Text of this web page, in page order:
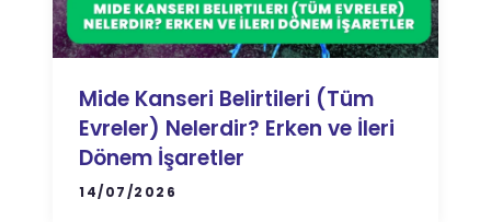
Mide Kanseri Belirtileri (Tüm
Evreler) Nelerdir? Erken ve İleri
Dönem İşaretler
14/07/2026